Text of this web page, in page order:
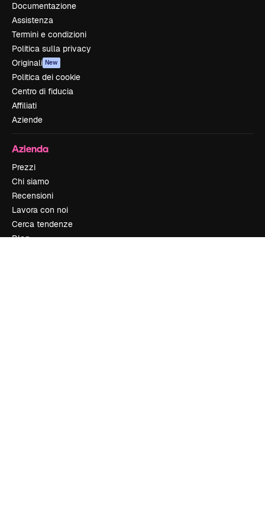
Documentazione
Assistenza
Termini e condizioni
Politica sulla privacy
Originali New
Politica dei cookie
Centro di fiducia
Affiliati
Aziende
Azienda
Prezzi
Chi siamo
Recensioni
Lavora con noi
Cerca tendenze
Blog